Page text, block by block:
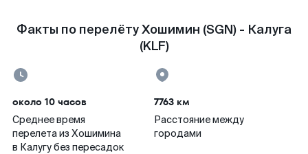
Факты по перелёту Хошимин (SGN) - Калуга
(KLF)
около 10 часов
Среднее время
перелета из Хошимина
в Калугу без пересадок
7763 км
Расстояние между
городами